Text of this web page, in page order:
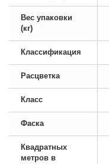
Вес упаковки
(кг)
Классификация
Расцветка
Класс
Фаска
Квадратных
метров в